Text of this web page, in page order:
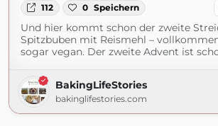
112 0 Speichern
Und hier kommt schon der zweite
Spitzbuben mit Reismehl –
sogar vegan. Der zweite Advent ist
BakingLifeStories
bakinglifestories.com